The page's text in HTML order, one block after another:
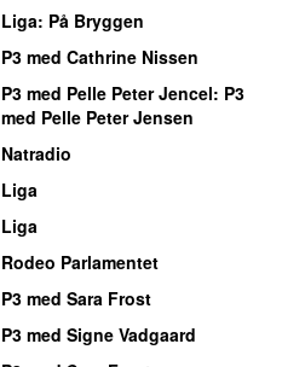
Liga: På Bryggen
P3 med Cathrine Nissen
P3 med Pelle Peter Jencel: P3
med Pelle Peter Jensen
Natradio
Liga
Liga
Rodeo Parlamentet
P3 med Sara Frost
P3 med Signe Vadgaard